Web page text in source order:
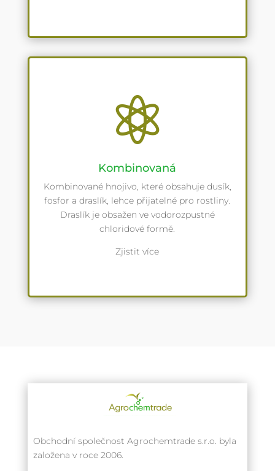

Kombinovaná
Kombinované hnojivo, které obsahuje dusík,
fosfor a draslík, lehce přijatelné pro rostliny.
Draslík je obsažen ve vodorozpustné
chloridové formě.
Zjistit více
Obchodní společnost Agrochemtrade s.r.o. byla
založena v roce 2006.